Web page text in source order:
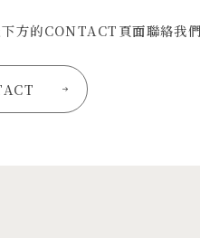
方的CONTACT頁面聯絡我